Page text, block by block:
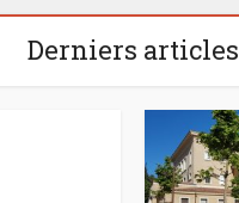
Derniers articles